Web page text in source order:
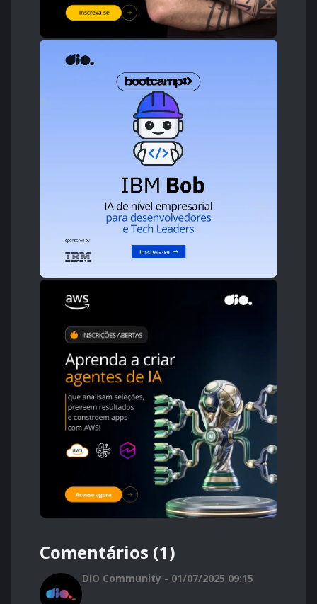
Comentários (1)
DIO Community - 01/07/2025 09:15